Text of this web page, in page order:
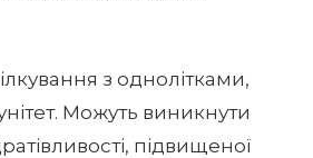
з однолітками,
Можуть виникнути
підвищеної